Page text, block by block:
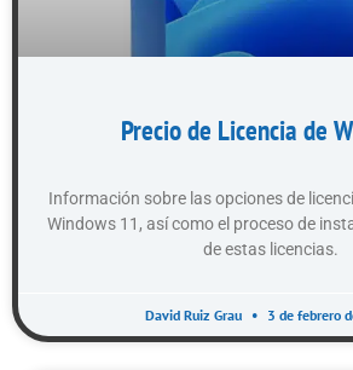
Precio de Licencia de
Información sobre las opciones de
Windows 11, así como el proceso de
de estas licencias.
David Ruiz Grau 3 de febrero